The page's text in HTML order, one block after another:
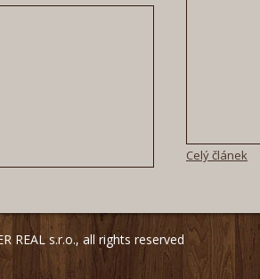
Celý článek
REAL s.r.o., all rights reserved